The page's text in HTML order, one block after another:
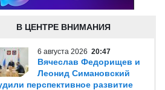
В ЦЕНТРЕ ВНИМАНИЯ
6 августа 2026 20:47
Вячеслав Федорищев и
Леонид Симановский
перспективное развитие